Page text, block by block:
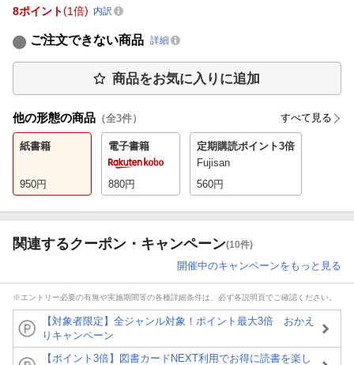
8ポイント 1倍 内訳
ご注文できない商品 詳細
商品をお気に入りに追加
他の形態の商品 （全3件） すべて見る
紙書籍
950円
電子書籍
880円
定期購読ポイント3倍
Fujisan
560円
関連するクーポン・キャンペーン(10件)
開催中のキャンペーンをもっと見る
※エントリー必要の有無や実施期間等の各種詳細条件は、必ず各説明頁でご確認ください。
【対象者限定】全ジャンル対象！ポイント最大3倍 おかえ
りキャンペーン
【ポイント3倍】図書カードNEXT利用でお得に読書を楽し